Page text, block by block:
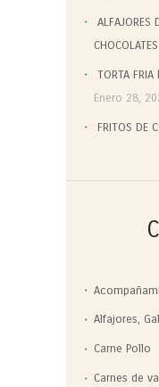
ALFAJORES
CHOCOLATES
TORTA FRIA
Enero 28,
FRITOS DE
Alfajores,
Carne Pollo
Carnes de